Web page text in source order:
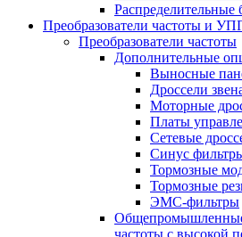
Распределительные
Преобразователи частоты и
Преобразователи частоты
Дополнительные
Выносные
Дроссели
Моторные
Платы
Сетевые
Синус
Тормозные
Тормозные
ЭМС-фильтры
Общепромышленные